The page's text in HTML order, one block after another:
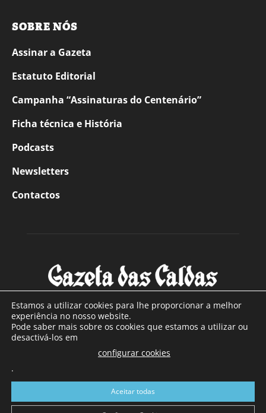
SOBRE NÓS
Assinar a Gazeta
Estatuto Editorial
Campanha “Assinaturas do Centenário”
Ficha técnica e História
Podcasts
Newsletters
Contactos
SOBRE NÓS
Com sede nas Caldas da Rainha e mais de 90 anos de
a sul de distrito de Leiria, com mais de 40.000 leitores por
toda a região Oeste. Jornal com distribuição em Portugal
Continental e assinatura online.
Estamos a utilizar cookies para lhe proporcionar a melhor
experiência no nosso website.
Pode saber mais sobre os cookies que estamos a utilizar ou
desactivá-los em
configurar cookies
.
Aceitar todas